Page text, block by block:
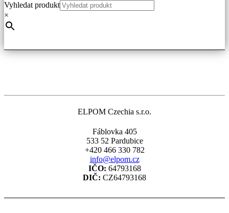
Vyhledat produkt
×
ELPOM Czechia s.r.o.
Fáblovka 405
533 52 Pardubice
+420 466 330 782
info@elpom.cz
IČO: 64793168
DIČ: CZ64793168